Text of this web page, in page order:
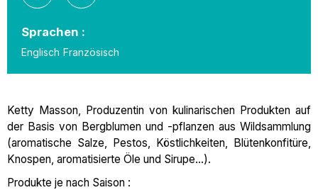
Sprachen :
Englisch Französisch
Ketty Masson, Produzentin von kulinarischen Produkten auf
der Basis von Bergblumen und -pflanzen aus Wildsammlung
(aromatische Salze, Pestos, Köstlichkeiten, Blütenkonfitüre,
Knospen, aromatisierte Öle und Sirupe...).
Produkte je nach Saison :